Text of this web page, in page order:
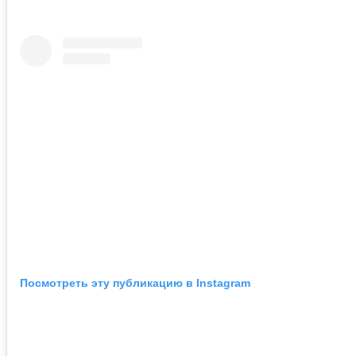
Посмотреть эту публикацию в Instagram